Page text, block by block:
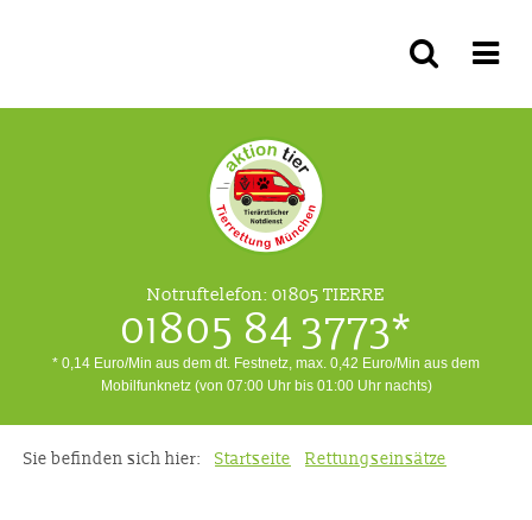
Notruftelefon: 01805 TIERRE
01805 84 3773*
* 0,14 Euro/Min aus dem dt. Festnetz, max. 0,42 Euro/Min aus dem
Mobilfunknetz (von 07:00 Uhr bis 01:00 Uhr nachts)
Sie befinden sich hier: Startseite Rettungseinsätze